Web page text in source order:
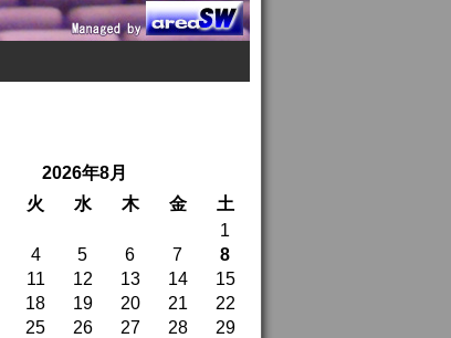
2026年8月
火 水 木 金
土
1
4 5 6 7
8
11 12 13 14
15
18 19 20 21
22
25 26 27 28 29